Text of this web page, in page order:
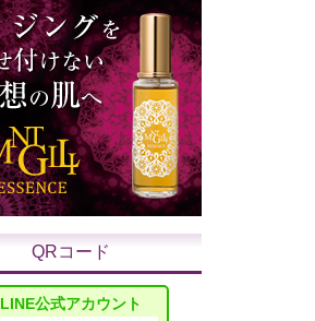
QRコード
LINE公式アカウント